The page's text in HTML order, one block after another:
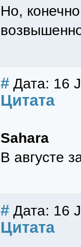
Но,
# Дата: 16
Цитата
Sahara
В августе
# Дата: 16
Цитата